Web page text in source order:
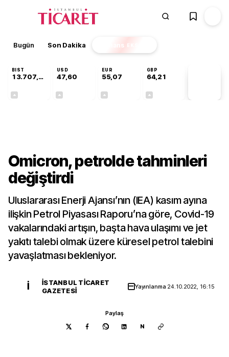
Bugün Son Dakika Finans EKSTRA
BIST
13.707,75
USD
47,60
EUR
55,07
GBP
64,21
Omicron, petrolde tahminleri
değiştirdi
Uluslararası Enerji Ajansı’nın (IEA) kasım ayına
ilişkin Petrol Piyasası Raporu’na göre, Covid-19
vakalarındaki artışın, başta hava ulaşımı ve jet
yakıtı talebi olmak üzere küresel petrol talebini
yavaşlatması bekleniyor.
İ
İSTANBUL TICARET
GAZETESI
Yayınlanma 24.10.2022, 16:15
Paylaş
N